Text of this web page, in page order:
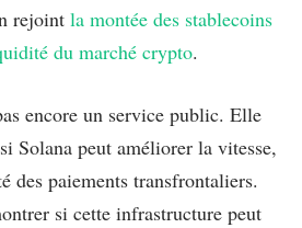
rejoint la montée des stablecoins
du marché crypto.
encore un service public. Elle
Solana peut améliorer la vitesse,
des paiements transfrontaliers.
si cette infrastructure peut